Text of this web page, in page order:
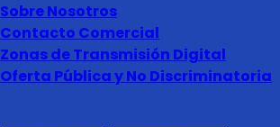
Sobre Nosotros
Contacto Comercial
Zonas de Transmisión Digital
Oferta Pública y No Discriminatoria